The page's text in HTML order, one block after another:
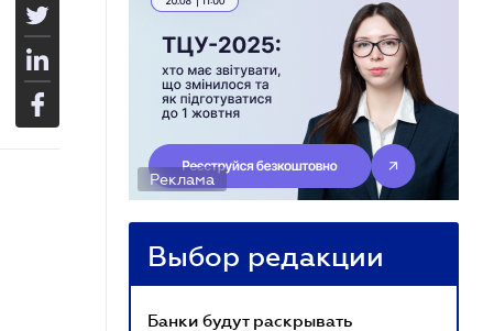
Реклама
Выбор редакции
Банки будут раскрывать